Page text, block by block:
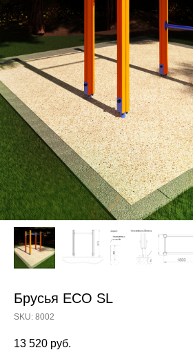
Брусья ECO SL
SKU: 8002
13 520 руб.